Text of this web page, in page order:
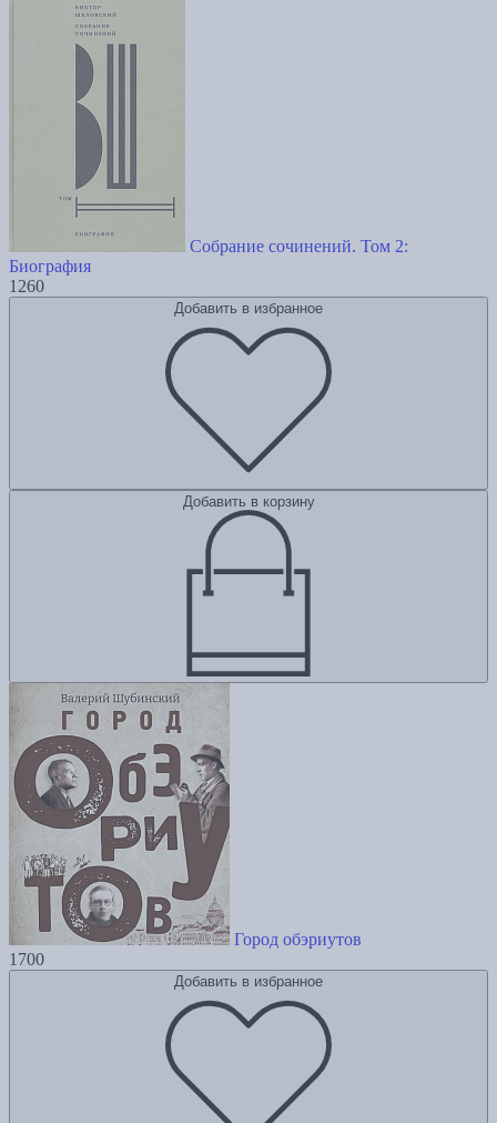
Собрание сочинений. Том 2:
Биография
1260
Добавить в избранное
Добавить в корзину
Город обэриутов
1700
Добавить в избранное